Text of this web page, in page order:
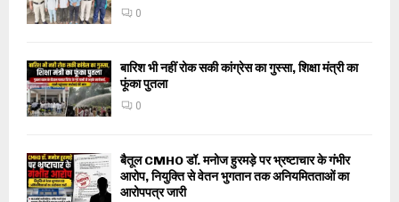
0
बारिश भी नहीं रोक सकी कांग्रेस का गुस्सा, शिक्षा मंत्री का
फूंका पुतला
0
बैतूल CMHO डॉ. मनोज हुरमड़े पर भ्रष्टाचार के गंभीर
आरोप, नियुक्ति से वेतन भुगतान तक अनियमितताओं का
आरोपपत्र जारी